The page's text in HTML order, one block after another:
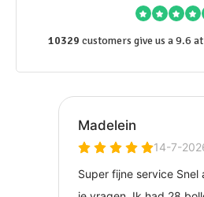
10329 customers give us a 9.6 at